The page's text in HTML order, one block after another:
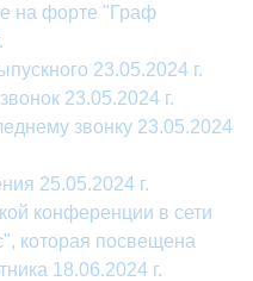
на форте "Граф
23.05.2024 г.
23.05.2024 г.
звонку 23.05.2024
25.05.2024 г.
конференции в сети
которая посвещена
18.06.2024 г.